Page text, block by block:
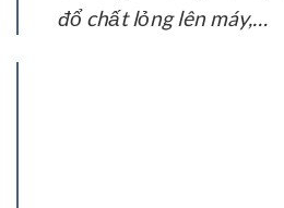
đổ chất lỏng lên máy,…